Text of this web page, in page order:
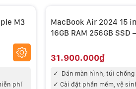
M3
phí
MacBook Air 2024 15
16GB RAM 256GB SSD
31.900.000₫
✓ Dán màn hình, túi chống
✓ Cài đặt phần mềm, vệ